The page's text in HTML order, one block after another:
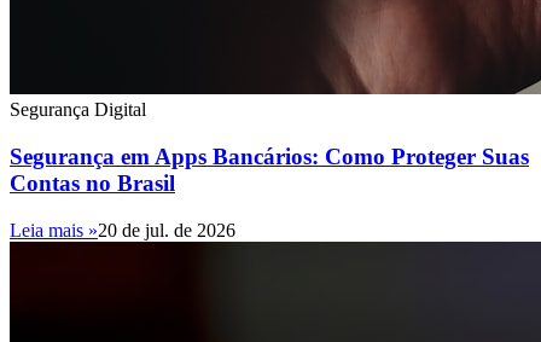
Segurança Digital
Segurança em Apps Bancários: Como Proteger Suas
Contas no Brasil
Leia mais »20 de jul. de 2026